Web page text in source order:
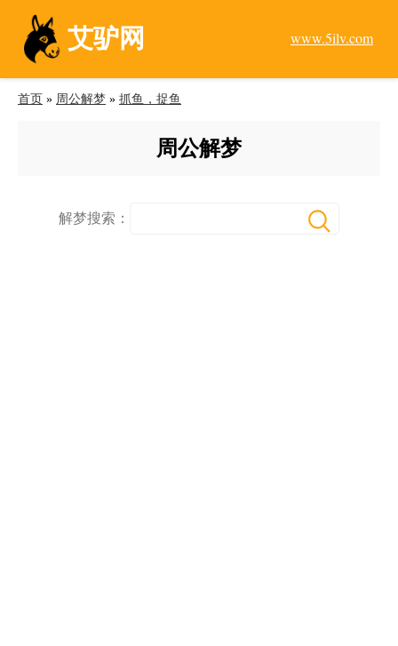
www.5ilv.com
艾驴网
首页 » 周公解梦 » 抓鱼，捉鱼
周公解梦
解梦搜索：